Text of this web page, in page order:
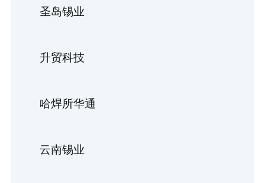
圣岛锡业
升贸科技
哈焊所华通
云南锡业